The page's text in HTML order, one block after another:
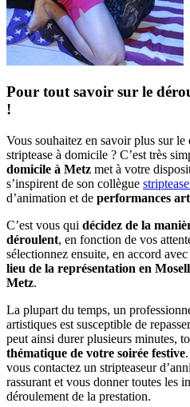
Pour tout savoir sur le
!
Vous souhaitez en savoir plus sur le
striptease à domicile ? C’est très
domicile à Metz met à votre
s’inspirent de son collègue
d’animation et de performances
C’est vous qui décidez de la
déroulent, en fonction de vos
sélectionnez ensuite, en accord
lieu de la représentation en
Metz.
La plupart du temps, un
artistiques est susceptible de
peut ainsi durer plusieurs minutes,
thématique de votre soirée festive
vous contactez un stripteaseur
rassurant et vous donner toutes les
déroulement de la prestation.